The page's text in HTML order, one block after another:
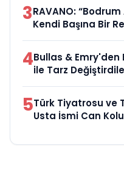
3RAVANO:
Kendi Başına Bir
4Bullas & Emry'den
ile Tarz
5Türk Tiyatrosu ve
Usta İsmi Can